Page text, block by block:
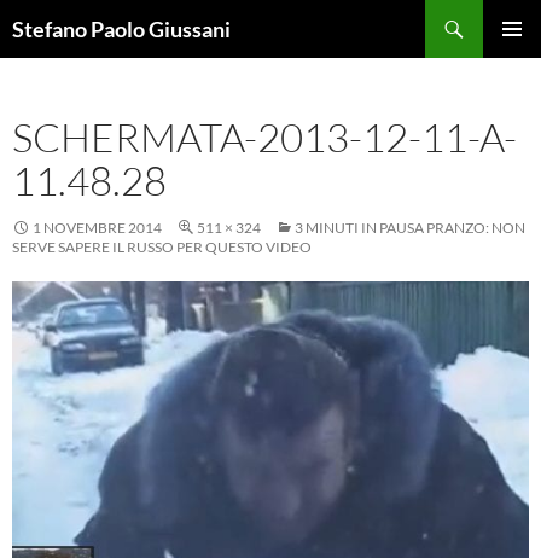
alStefano Paolo Giussani
SCHERMATA-2013-12-11-A-
11.48.28
1 NOVEMBRE 2014 511 × 324
3 MINUTI IN PAUSA PRANZO: NON
SERVE SAPERE IL RUSSO PER QUESTO VIDEO